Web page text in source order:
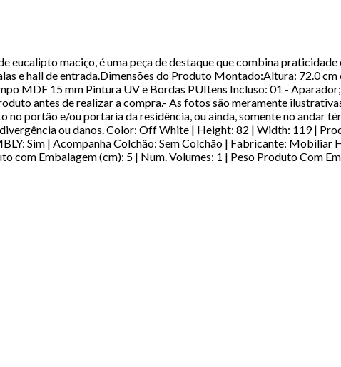
maciço, é uma peça de destaque que combina praticidade
e hall de entrada.Dimensões do Produto Montado:Altura: 72.0
MDF 15 mm Pintura UV e Bordas PUItens Incluso: 01 -
antes de realizar a compra.- As fotos são meramente
portão e/ou portaria da residência, ou ainda, somente no andar
ou danos. Color: Off White | Height: 82 | Width: 119 |
Sim | Acompanha Colchão: Sem Colchão | Fabricante:
com Embalagem (cm): 5 | Num. Volumes: 1 | Peso Produto Com